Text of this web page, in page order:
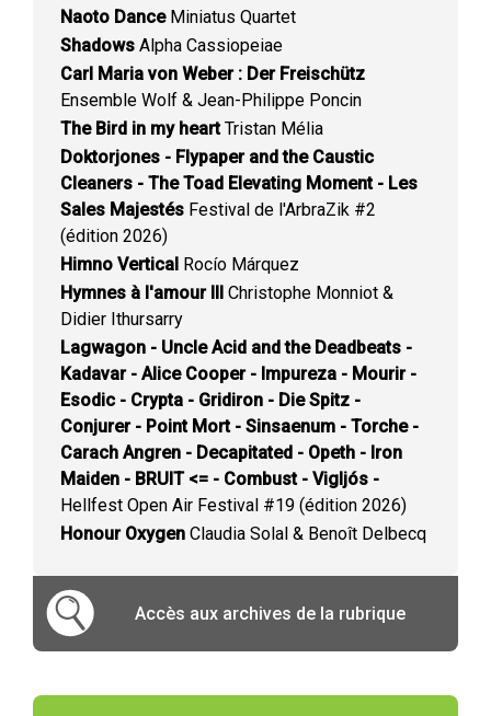
Naoto DanceMiniatus Quartet
Shadows Alpha Cassiopeiae
Carl Maria von Weber : Der Freischütz
Ensemble Wolf & Jean-Philippe Poncin
The Bird in my heartTristan Mélia
Doktorjones - Flypaper and the Caustic
Cleaners - The Toad Elevating Moment - Les
Sales Majestés Festival de l'ArbraZik #2
(édition 2026)
Himno Vertical Rocío Márquez
Hymnes à l'amour III Christophe Monniot &
Didier Ithursarry
Lagwagon - Uncle Acid and the Deadbeats -
Kadavar - Alice Cooper - Impureza - Mourir -
Esodic - Crypta - Gridiron - Die Spitz -
Conjurer - Point Mort - Sinsaenum - Torche -
Carach Angren - Decapitated - Opeth - Iron
Maiden - BRUIT <= - Combust - Vigljós -
Hellfest Open Air Festival #19 (édition 2026)
Honour Oxygen Claudia Solal & Benoît Delbecq
Accès aux archives de la rubrique